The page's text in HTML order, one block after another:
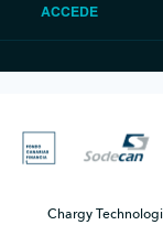
ACCEDE
Chargy